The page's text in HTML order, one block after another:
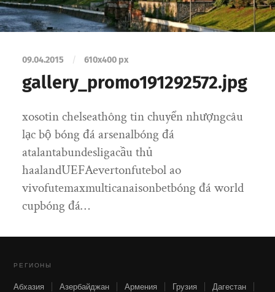
09.04.2015 / 610x400 px
gallery_promo191292572.jpg
xosotin chelseathông tin chuyển nhượngcâu
lạc bộ bóng đá arsenalbóng đá
atalantabundesligacầu thủ
haalandUEFAevertonfutebol ao
vivofutemaxmulticanaisonbetbóng đá world
cupbóng đá…
РЕГИОНЫ
Абхазия Азербайджан Армения Грузия Дагестан